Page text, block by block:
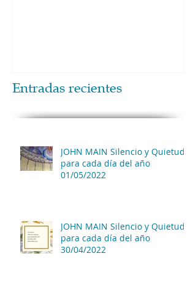
Entradas recientes
JOHN MAIN Silencio y Quietud
para cada día del año
01/05/2022
JOHN MAIN Silencio y Quietud
para cada día del año
30/04/2022